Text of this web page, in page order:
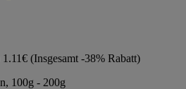
(Insgesamt -38% Rabatt)
100g - 200g